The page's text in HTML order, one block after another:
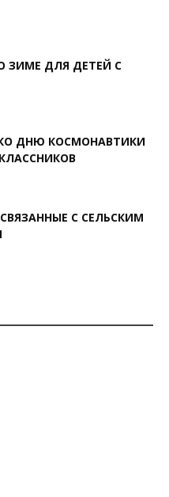
ЗИМЕ ДЛЯ ДЕТЕЙ С
ДНЮ КОСМОНАВТИКИ
С СЕЛЬСКИМ